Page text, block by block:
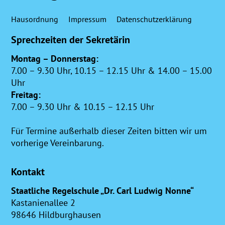
Hausordnung Impressum Datenschutzerklärung
Sprechzeiten der Sekretärin
Montag – Donnerstag:
7.00 – 9.30 Uhr, 10.15 – 12.15 Uhr & 14.00 – 15.00
Uhr
Freitag:
7.00 – 9.30 Uhr & 10.15 – 12.15 Uhr
Für Termine außerhalb dieser Zeiten bitten wir um
vorherige Vereinbarung.
Kontakt
Staatliche Regelschule „Dr. Carl Ludwig Nonne“
Kastanienallee 2
98646 Hildburghausen